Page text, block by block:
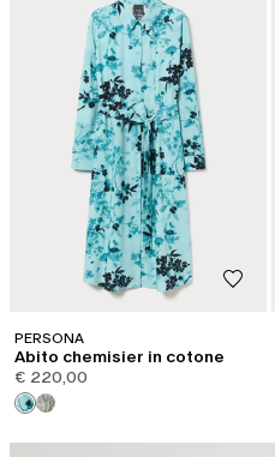
PERSONA
Abito chemisier in cotone
€ 220,00